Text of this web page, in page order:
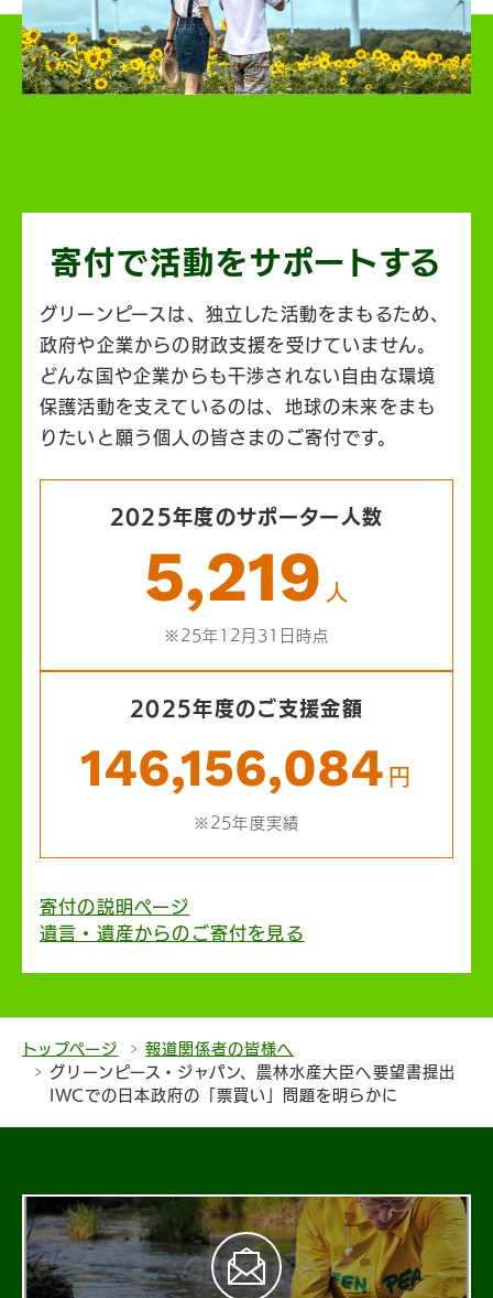
寄付で活動をサポートする
グリーンピースは、独立した活動をまもるため、
政府や企業からの財政支援を受けていません。
どんな国や企業からも干渉されない自由な環境
保護活動を支えているのは、地球の未来をまも
りたいと願う個人の皆さまのご寄付です。
2025年度のサポーター人数
5,219 人
※25年12月31日時点
2025年度のご支援金額
146,156,084 円
※25年度実績
寄付の説明ページ
遺言・遺産からのご寄付を見る
トップページ
報道関係者の皆様へ
グリーンピース・ジャパン、農林水産大臣へ要望書提出
IWCでの日本政府の「票買い」問題を明らかに